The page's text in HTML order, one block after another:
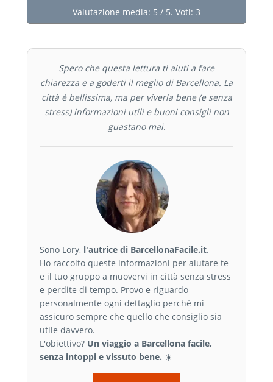
Valutazione media: 5 / 5. Voti: 3
Spero che questa lettura ti aiuti a fare
chiarezza e a goderti il meglio di Barcellona. La
città è bellissima, ma per viverla bene (e senza
stress) informazioni utili e buoni consigli non
guastano mai.
Sono Lory, l'autrice di BarcellonaFacile.it.
Ho raccolto queste informazioni per aiutare te
e il tuo gruppo a muovervi in città senza stress
e perdite di tempo. Provo e riguardo
personalmente ogni dettaglio perché mi
assicuro sempre che quello che consiglio sia
utile davvero.
L'obiettivo? Un viaggio a Barcellona facile,
senza intoppi e vissuto bene. ☀️